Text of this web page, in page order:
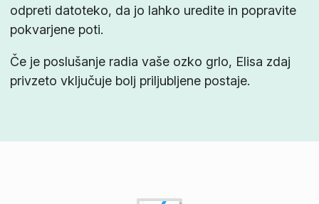
odpreti datoteko, da jo lahko uredite in popravite
pokvarjene poti.
Če je poslušanje radia vaše ozko grlo, Elisa zdaj
privzeto vključuje bolj priljubljene postaje.